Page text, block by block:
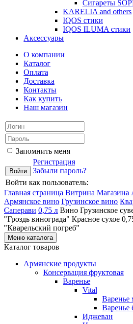
Сигареты
KARELIA and others
IQOS стики
IQOS ILUMA стики
Аксессуары
О компании
Каталог
Оплата
Доставка
Контакты
Как купить
Наш магазин
Запомнить меня
Регистрация
Забыли пароль?
Войти как пользователь:
Главная страница Витрина
Армянское вино Грузинское вино
Саперави 0,75 л Вино Грузинское
"Гроздь винограда" Красное сухое
"Кварельский погреб"
Меню каталога
Каталог товаров
Армянские продукты
Консервация фруктовая
Варенье
Vital
Варенье
Варенье
Иджеван